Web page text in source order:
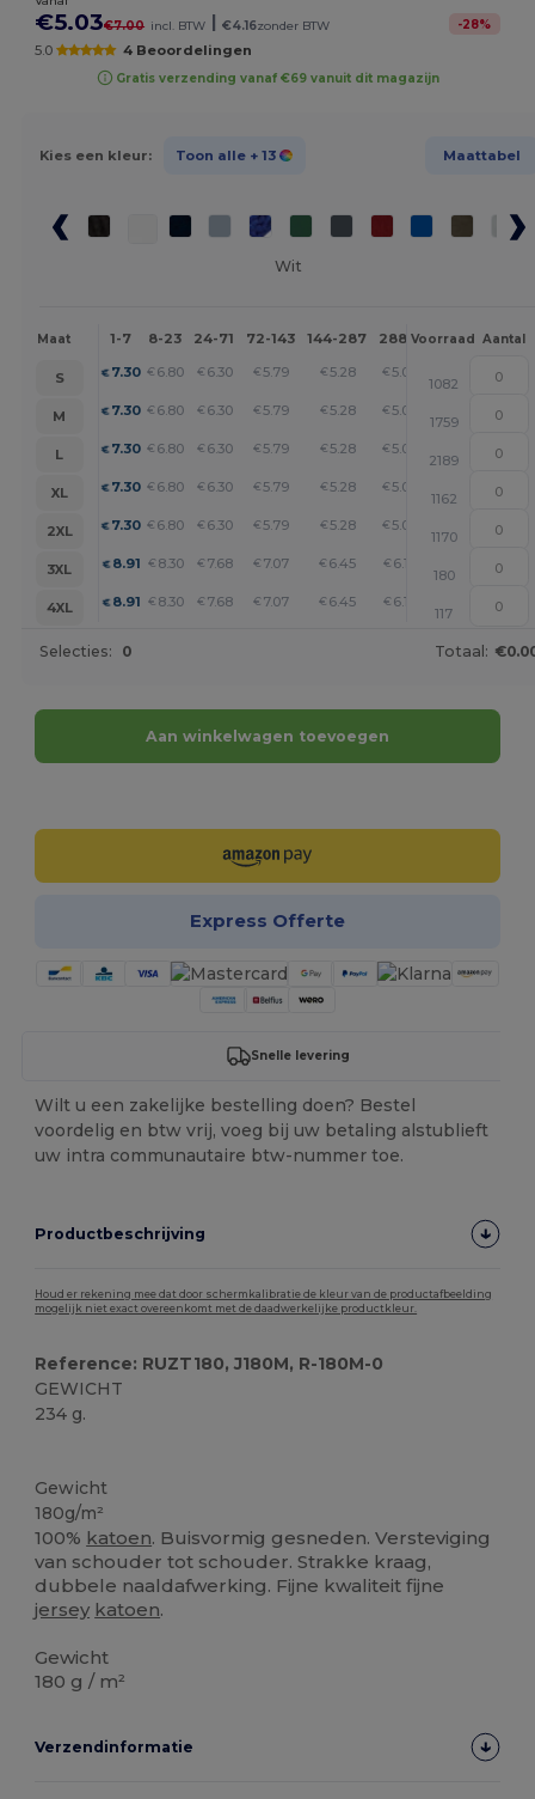
€5.03€7.00 incl. BTW | €4.16zonder BTW -28%
5.0 4 Beoordelingen
Gratis verzending vanaf €69 vanuit dit magazijn
Kies een kleur: Toon alle + 13 Maattabel
Wit
Maat 1-7 8-23 24-71 72-143 144-287 288 + Meer
Voorraad Aantal
S €7.30 € 6.80 € 6.30 € 5.79 € 5.28 € 5.03 +
1082
M
€7.30 € 6.80 € 6.30 € 5.79 € 5.28 € 5.03 +
1759
L
€7.30 € 6.80 € 6.30 € 5.79 € 5.28 € 5.03 +
2189
XL
€7.30 € 6.80 € 6.30 € 5.79 € 5.28 € 5.03 +
1162
2XL
€7.30 € 6.80 € 6.30 € 5.79 € 5.28 € 5.03 +
1170
3XL
€8.91 € 8.30 € 7.68 € 7.07 € 6.45 € 6.15 +
180
4XL
€8.91 € 8.30 € 7.68 € 7.07 € 6.45 € 6.15 +
117
Selecties: 0 Totaal:
Aan winkelwagen toevoegen
Express Offerte
Snelle levering
Wilt u een zakelijke bestelling doen? Bestel
voordelig en btw vrij, voeg bij uw betaling alstublieft
uw intra communautaire btw-nummer toe.
Productbeschrijving
Houd er rekening mee dat door schermkalibratie de kleur van de productafbeelding
mogelijk niet exact overeenkomt met de daadwerkelijke productkleur.
Reference: RUZT180, J180M, R-180M-0
GEWICHT
234 g.
Gewicht
180g/m²
100% katoen. Buisvormig gesneden. Versteviging
van schouder tot schouder. Strakke kraag,
dubbele naaldafwerking. Fijne kwaliteit fijne
jersey katoen.
Gewicht
180 g / m²
Verzendinformatie